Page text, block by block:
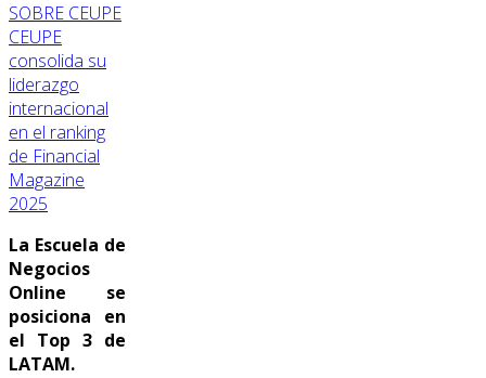
SOBRE CEUPE
CEUPE
consolida su
liderazgo
internacional
en el ranking
de Financial
Magazine
2025
La Escuela de
Negocios
Online se
posiciona en
el Top 3 de
LATAM.